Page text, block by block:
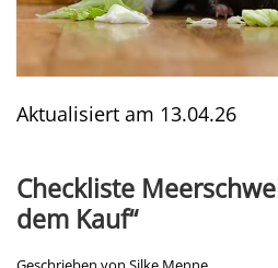
Aktualisiert am 13.04.26
Checkliste
dem Kauf“